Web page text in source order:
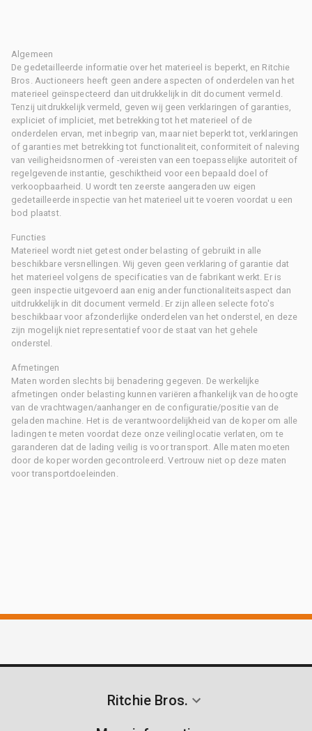
Algemeen
De gedetailleerde informatie over het materieel is beperkt, en Ritchie
Bros. Auctioneers heeft geen andere aspecten of onderdelen van het
materieel geïnspecteerd dan uitdrukkelijk in dit document vermeld.
Tenzij uitdrukkelijk vermeld, geven wij geen verklaringen of garanties,
expliciet of impliciet, met betrekking tot het materieel of de
onderdelen ervan, met inbegrip van, maar niet beperkt tot, verklaringen
of garanties met betrekking tot functionaliteit, conformiteit of naleving
van veiligheidsnormen of -vereisten van een toepasselijke autoriteit of
regelgevende instantie, geschiktheid voor een bepaald doel of
verkoopbaarheid. U wordt ten zeerste aangeraden uw eigen
gedetailleerde inspectie van het materieel uit te voeren voordat u een
bod plaatst.
Functies
Materieel wordt niet getest onder belasting of gebruikt in alle
beschikbare versnellingen. Wij geven geen verklaring of garantie dat
het materieel volgens de specificaties van de fabrikant werkt. Er is
geen inspectie uitgevoerd aan enig ander functionaliteitsaspect dan
uitdrukkelijk in dit document vermeld. Er zijn alleen selecte foto's
beschikbaar voor afzonderlijke onderdelen van het onderstel, en deze
zijn mogelijk niet representatief voor de staat van het gehele
onderstel.
Afmetingen
Maten worden slechts bij benadering gegeven. De werkelijke
afmetingen onder belasting kunnen variëren afhankelijk van de hoogte
van de vrachtwagen/aanhanger en de configuratie/positie van de
geladen machine. Het is de verantwoordelijkheid van de koper om alle
ladingen te meten voordat deze onze veilinglocatie verlaten, om te
garanderen dat de lading veilig is voor transport. Alle maten moeten
door de koper worden gecontroleerd. Vertrouw niet op deze maten
voor transportdoeleinden.
Ritchie Bros.